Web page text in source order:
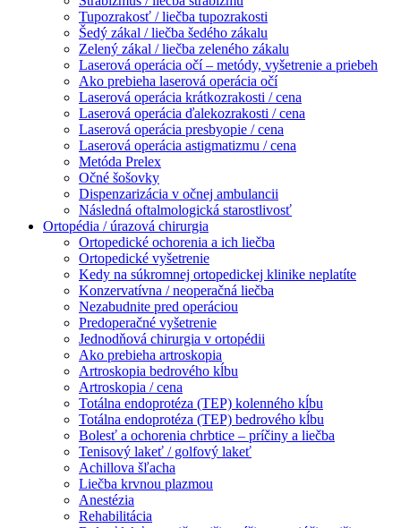
Tupozrakosť / liečba tupozrakosti
Šedý zákal / liečba šedého zákalu
Zelený zákal / liečba zeleného zákalu
Laserová operácia očí – metódy, vyšetrenie a priebeh
Ako prebieha laserová operácia očí
Laserová operácia krátkozrakosti / cena
Laserová operácia ďalekozrakosti / cena
Laserová operácia presbyopie / cena
Laserová operácia astigmatizmu / cena
Metóda Prelex
Očné šošovky
Dispenzarizácia v očnej ambulancii
Následná oftalmologická starostlivosť
Ortopédia / úrazová chirurgia
Ortopedické ochorenia a ich liečba
Ortopedické vyšetrenie
Kedy na súkromnej ortopedickej klinike neplatíte
Konzervatívna / neoperačná liečba
Nezabudnite pred operáciou
Predoperačné vyšetrenie
Jednodňová chirurgia v ortopédii
Ako prebieha artroskopia
Artroskopia bedrového kĺbu
Artroskopia / cena
Totálna endoprotéza (TEP) kolenného kĺbu
Totálna endoprotéza (TEP) bedrového kĺbu
Bolesť a ochorenia chrbtice – príčiny a liečba
Tenisový lakeť / golfový lakeť
Achillova šľacha
Liečba krvnou plazmou
Anestézia
Rehabilitácia